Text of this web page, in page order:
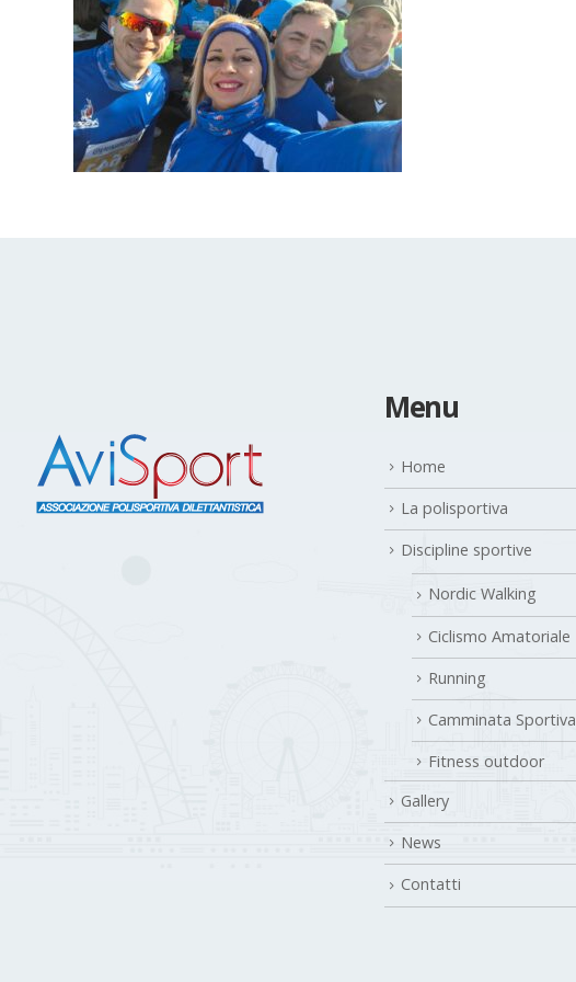
Menu
Home
La polisportiva
Discipline sportive
Nordic Walking
Ciclismo Amatoriale
Running
Camminata Sportiva
Fitness outdoor
Gallery
News
Contatti